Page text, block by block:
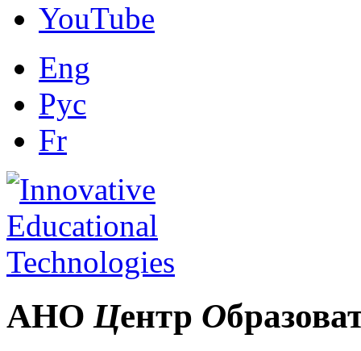
YouTube
Eng
Рус
Fr
АНО Центр О